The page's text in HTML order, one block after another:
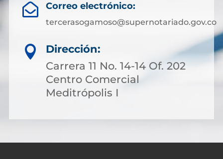
 Correo electrónico:
tercerasogamoso@supernotariado.gov.co

Dirección:
Carrera 11 No. 14-14 Of. 202
Centro Comercial
Meditrópolis I